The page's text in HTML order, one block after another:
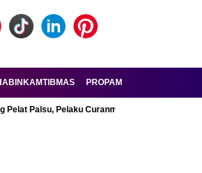
PROPAM
Pelaku Curanmor R6 Ditangkap di Lebak